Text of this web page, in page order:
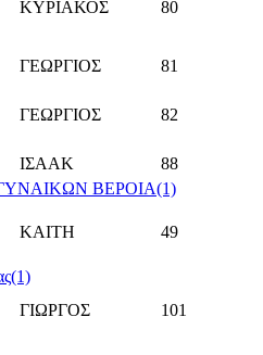
ΚΥΡΙΑΚΟΣ
80
ΓΕΩΡΓΙΟΣ
81
ΓΕΩΡΓΙΟΣ
82
ΙΣΑΑΚ
88
ΒΕΡΟΙΑ(1)
ΚΑΙΤΗ 49
(1)
ΓΙΩΡΓΟΣ
101